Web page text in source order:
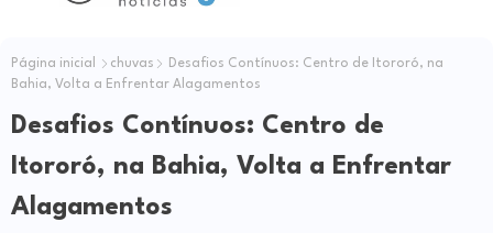
Página inicial chuvas
Desafios Contínuos: Centro de Itororó, na
Bahia, Volta a Enfrentar Alagamentos
Desafios Contínuos: Centro de
Itororó, na Bahia, Volta a Enfrentar
Alagamentos